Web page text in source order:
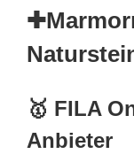
🥇 FILA
Anbieter